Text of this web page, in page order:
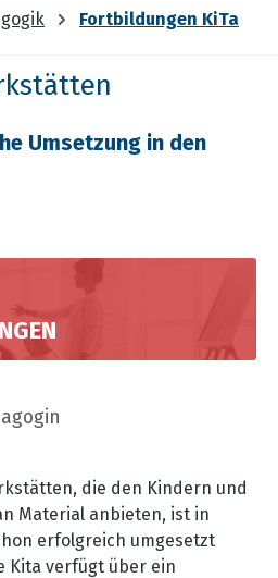
Fortbildungen KiTa
Umsetzung in den
die den Kindern und
Material anbieten, ist in
erfolgreich umgesetzt
Kita verfügt über ein